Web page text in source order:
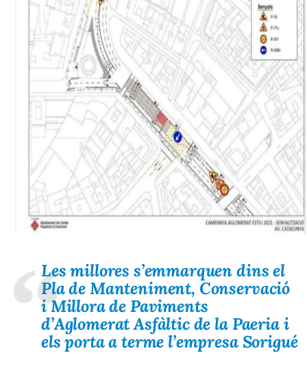
Les millores s’emmarquen dins el
Pla de Manteniment, Conservació
i Millora de Paviments
d’Aglomerat Asfàltic de la Paeria i
els porta a terme l’empresa Sorigué